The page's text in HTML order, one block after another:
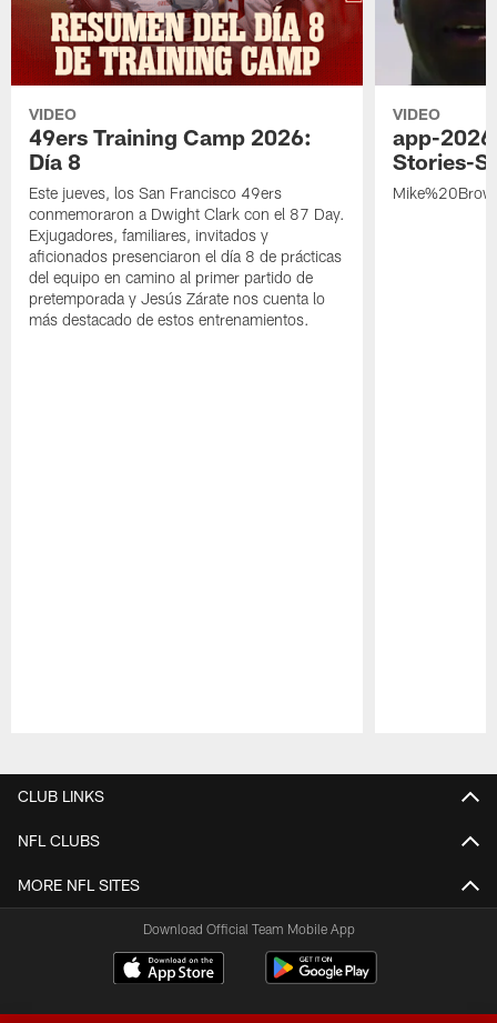
VIDEO
49ers Training Camp 2026:
Día 8
Este jueves, los San Francisco 49ers
conmemoraron a Dwight Clark con el 87 Day.
Exjugadores, familiares, invitados y
aficionados presenciaron el día 8 de prácticas
del equipo en camino al primer partido de
pretemporada y Jesús Zárate nos cuenta lo
más destacado de estos entrenamientos.
VIDEO
app-
Stories-
CLUB LINKS
NFL CLUBS
MORE NFL SITES
Download Official Team Mobile App